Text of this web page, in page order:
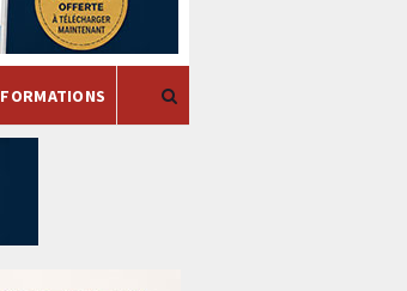
FORMATIONS